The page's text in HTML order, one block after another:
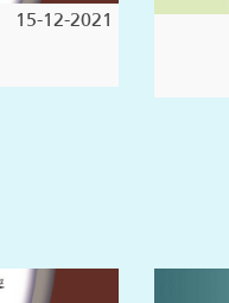
15-12-2021